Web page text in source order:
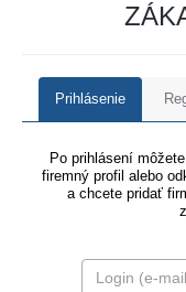
Prihlásenie
Po prihlásení
firemný profil alebo
a chcete pridať